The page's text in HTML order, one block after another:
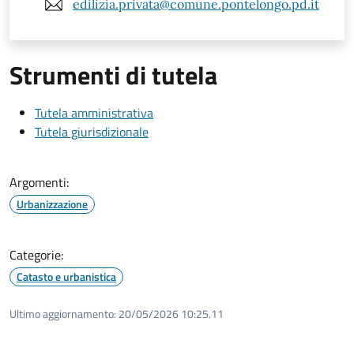
edilizia.privata@comune.pontelongo.pd.it
Strumenti di tutela
Tutela amministrativa
Tutela giurisdizionale
Argomenti:
Urbanizzazione
Categorie:
Catasto e urbanistica
Ultimo aggiornamento: 20/05/2026 10:25.11